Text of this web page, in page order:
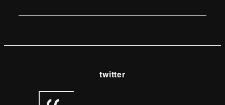
twitter